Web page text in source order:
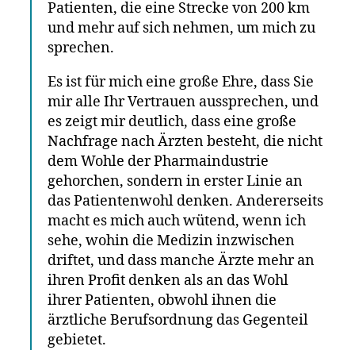
Patienten, die eine Strecke von 200 km
und mehr auf sich nehmen, um mich zu
sprechen.
Es ist für mich eine große Ehre, dass Sie
mir alle Ihr Vertrauen aussprechen, und
es zeigt mir deutlich, dass eine große
Nachfrage nach Ärzten besteht, die nicht
dem Wohle der Pharmaindustrie
gehorchen, sondern in erster Linie an
das Patientenwohl denken. Andererseits
macht es mich auch wütend, wenn ich
sehe, wohin die Medizin inzwischen
driftet, und dass manche Ärzte mehr an
ihren Profit denken als an das Wohl
ihrer Patienten, obwohl ihnen die
ärztliche Berufsordnung das Gegenteil
gebietet.